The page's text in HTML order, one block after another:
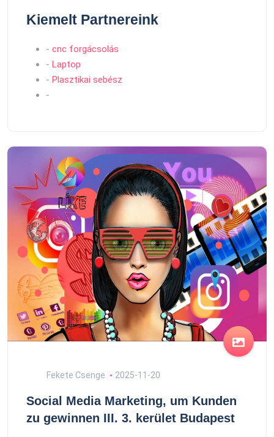
Kiemelt Partnereink
- cnc forgácsolás
- Laptop
- Plasztikai sebész
-
Fekete Csenge 2025-11-20
Social Media Marketing, um Kunden
zu gewinnen III. 3. kerület Budapest